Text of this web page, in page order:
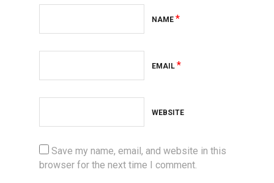
NAME *
EMAIL *
WEBSITE
Save my name, email, and website in this
browser for the next time I comment.